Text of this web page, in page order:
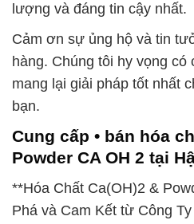
lượng và đáng tin cậy nhất.
Cảm ơn sự ủng hộ và tin
hàng. Chúng tôi hy vọng
mang lại giải pháp tốt nhất
bạn.
Cung cấp • bán hóa
Powder CA OH 2 tại
**Hóa Chất Ca(OH)2 &
Phá và Cam Kết từ Công